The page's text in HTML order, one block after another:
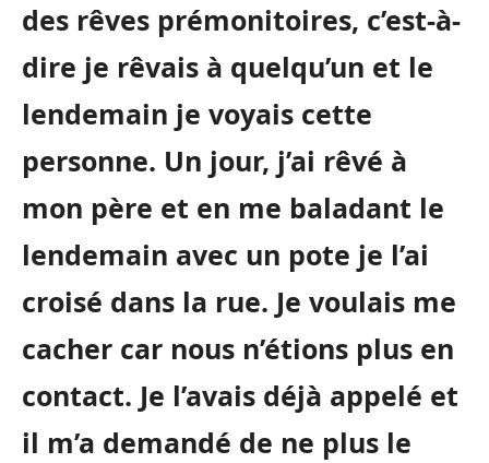
des rêves prémonitoires, c’est-à-
dire je rêvais à quelqu’un et le
lendemain je voyais cette
personne. Un jour, j’ai rêvé à
mon père et en me baladant le
lendemain avec un pote je l’ai
croisé dans la rue. Je voulais me
cacher car nous n’étions plus en
contact. Je l’avais déjà appelé et
il m’a demandé de ne plus le